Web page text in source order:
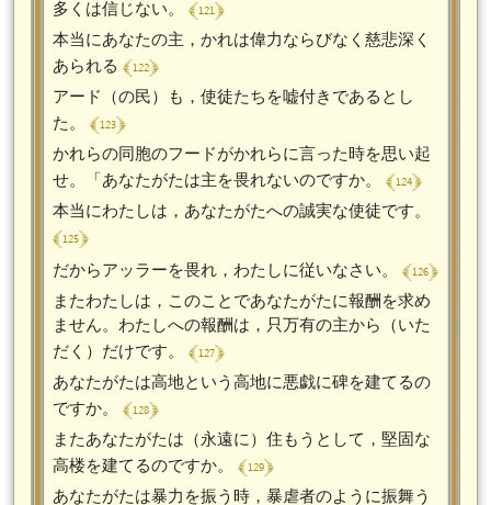
多くは信じない。 ﴾ 121 ﴿
本当にあなたの主，かれは偉力ならびなく慈悲深く
あられる ﴾ 122 ﴿
アード（の民）も，使徒たちを嘘付きであるとし
た。 ﴾ 123 ﴿
かれらの同胞のフードがかれらに言った時を思い起
せ。「あなたがたは主を畏れないのですか。 ﴾ 124 ﴿
本当にわたしは，あなたがたへの誠実な使徒です。
﴾ 125 ﴿
だからアッラーを畏れ，わたしに従いなさい。 ﴾ 126 ﴿
またわたしは，このことであなたがたに報酬を求め
ません。わたしへの報酬は，只万有の主から（いた
だく）だけです。 ﴾ 127 ﴿
あなたがたは高地という高地に悪戯に碑を建てるの
ですか。 ﴾ 128 ﴿
またあなたがたは（永遠に）住もうとして，堅固な
高楼を建てるのですか。 ﴾ 129 ﴿
あなたがたは暴力を振う時，暴虐者のように振舞う